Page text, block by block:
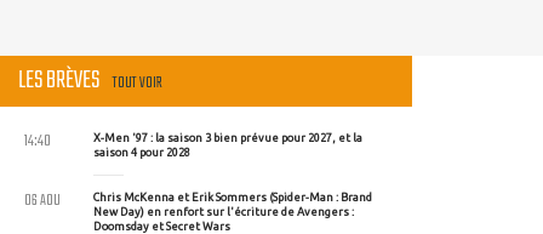
LES BRÈVES TOUT VOIR
X-Men '97 : la saison 3 bien prévue pour 2027, et la
saison 4 pour 2028
14:40
Chris McKenna et Erik Sommers (Spider-Man : Brand
New Day) en renfort sur l'écriture de Avengers :
Doomsday et Secret Wars
06 AOU